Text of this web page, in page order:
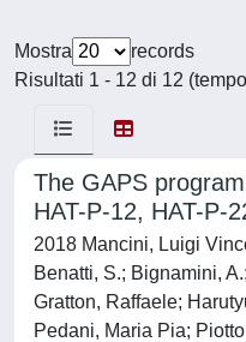
Mostra
records
Risultati 1 - 12 di 12
The GAPS
HAT-P-12, HAT-P-
2018 Mancini, Luigi
Benatti, S.; Bignamini,
Gratton, Raffaele;
Pedani, Maria Pia;